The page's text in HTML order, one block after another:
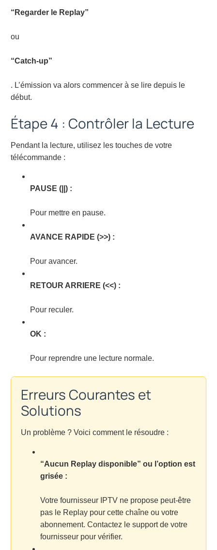
“Regarder le Replay”
ou
“Catch-up”
. L’émission va alors commencer à se lire depuis le
début.
Étape 4 : Contrôler la Lecture
Pendant la lecture, utilisez les touches de votre
télécommande :
PAUSE (||) :
Pour mettre en pause.
AVANCE RAPIDE (>>) :
Pour avancer.
RETOUR ARRIERE (<<) :
Pour reculer.
OK :
Pour reprendre une lecture normale.
Erreurs Courantes et
Solutions
Un problème ? Voici comment le résoudre :
“Aucun Replay disponible” ou l’option est
grisée :
Votre fournisseur IPTV ne propose peut-être
pas le Replay pour cette chaîne ou votre
abonnement. Contactez le support de votre
fournisseur pour vérifier.